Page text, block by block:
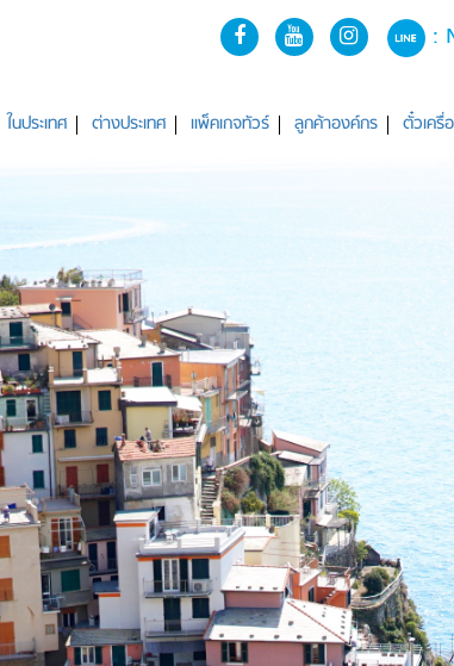
:
ในประเทศ ต่างประเทศ แพ็คเกจทัวร์ ลูกค้าองค์กร ตั๋วเครื่